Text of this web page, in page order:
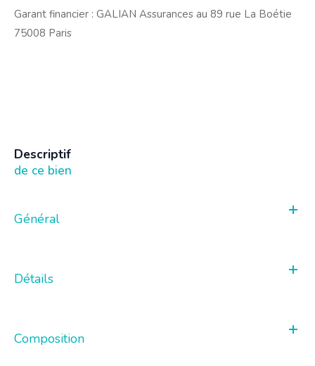
Garant financier : GALIAN Assurances au 89 rue La Boétie
75008 Paris
descriptif
de ce bien
Général
Détails
Composition